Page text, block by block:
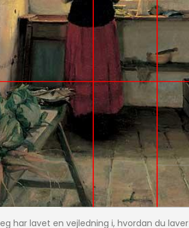
har lavet en vejledning i, hvordan du laver